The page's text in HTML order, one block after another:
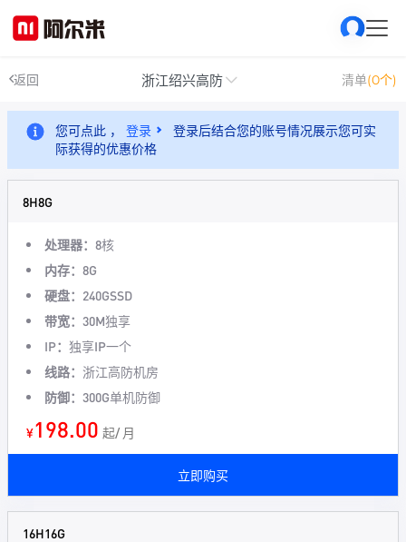
返回 浙江绍兴高防 清单(0个)
您可点此 ， 登录
登录后结合您的账号情况展示您可实
际获得的优惠价格
8H8G
处理器： 8核
内存： 8G
硬盘： 240GSSD
带宽： 30M独享
IP： 独享IP一个
线路： 浙江高防机房
防御： 300G单机防御
¥198.00 起/ 月
立即购买
16H16G